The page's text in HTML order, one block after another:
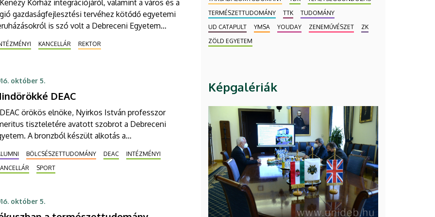
Kórház integrációjáról, valamint a város és a
gazdaságfejlesztési tervéhez kötődő egyetemi
is szó volt a Debreceni Egyetem
KANCELLÁR REKTOR
október 5.
DEAC
örökös elnöke, Nyirkos István professzor
tiszteletére avatott szobrot a Debreceni
A bronzból készült alkotás a
kapott helyet a Dóczy József utcai
BÖLCSÉSZETTUDOMÁNY DEAC
INTÉZMÉNYI
SPORT
október 5.
TERMÉSZETTUDOMÁNY
TTK
TUDOMÁNY
UD CATAPULT
YMSA YOUDAY ZENEMŰVÉSZET
ZK
ZÖLD EGYETEM
Képgalériák